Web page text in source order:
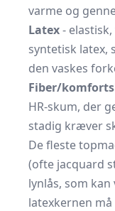
varme og
Latex-
syntetisk latex,
den vaskes
Fiber/
HR-skum, der
stadig kræver
De fleste
(ofte jacquard
lynlås, som kan
latexkernen